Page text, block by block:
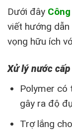
Dưới đây
viết hướng
vọng hữu ích
Xử lý nước cấp
Polymer có
gây ra độ
Trợ lắng